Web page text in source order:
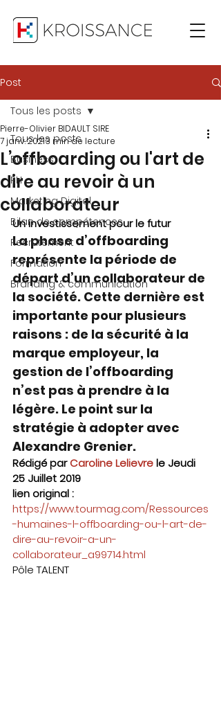
Post
Tous les posts
Business
RH
Marketing Digital
Bilan de compétences
Recrutement
Formation
Branding & communication
Tous les posts
L’offboarding ou l'art de
dire au revoir à un
collaborateur
Pierre-Olivier BIDAULT SIRE
7 janv. 20213 min de lecture
Un investissement pour le futur
La phase d’offboarding
représente la période de
départ d’un collaborateur de
la société. Cette dernière est
importante pour plusieurs
raisons : de la sécurité à la
marque employeur, la
gestion de l’offboarding
n’est pas à prendre à la
légère. Le point sur la
stratégie à adopter avec
Alexandre Grenier.
Rédigé par Caroline Lelievre le Jeudi
25 Juillet 2019
lien original :
https://www.tourmag.com/Ressources
-humaines-l-offboarding-ou-l-art-de-
dire-au-revoir-a-un-
collaborateur_a99714.html
Pôle TALENT